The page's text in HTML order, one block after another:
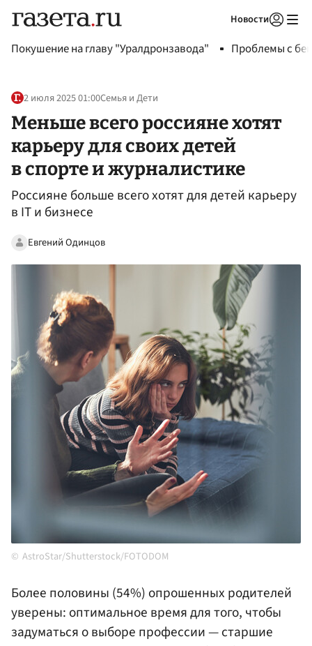
Новости
Покушение на главу "Уралдронзавода" Проблемы с
2 июля 2025 01:00Семья и Дети
Меньше всего россияне хотят
карьеру для своих детей
в спорте и журналистике
Россияне больше всего хотят для детей карьеру
в IT и бизнесе
Евгений Одинцов
AstroStar/Shutterstock/FOTODOM
Более половины (54%) опрошенных родителей
уверены: оптимальное время для того, чтобы
задуматься о выборе профессии — старшие